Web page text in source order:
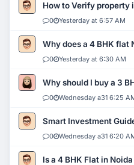
How to Verify property
0 Yesterday at 6:57 AM
Why does a 4 BHK flat
0 Yesterday at 6:30 AM
Why should I buy a 3
0 Wednesday a31 6:25
Smart Investment
0 Wednesday a31 6:20
Is a 4 BHK Flat in